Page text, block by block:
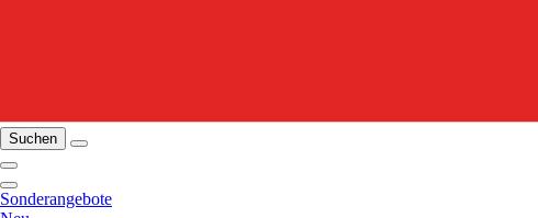
Suchen
Sonderangebote